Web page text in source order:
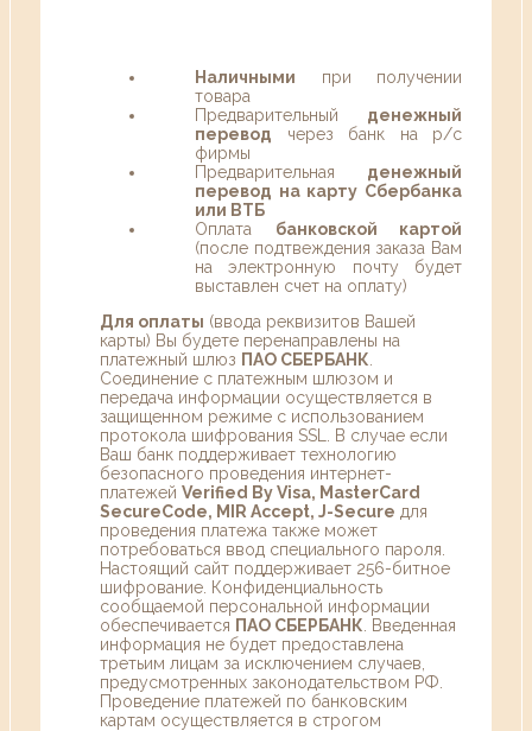
Наличными при получении
товара
Предварительный денежный
перевод через банк на р/с
фирмы
Предварительная денежный
перевод на карту Сбербанка
или ВТБ
Оплата банковской картой
(после подтвеждения заказа Вам
на электронную почту будет
выставлен счет на оплату)
Для оплаты (ввода реквизитов Вашей
карты) Вы будете перенаправлены на
платежный шлюз ПАО СБЕРБАНК
Соединение с платежным шлюзом и
передача информации осуществляется в
защищенном режиме с использованием
протокола шифрования SSL. В случае если
Ваш банк поддерживает технологию
безопасного проведения интернет-
платежей Verified By Visa, MasterCard
SecureCode, MIR Accept, J-Secure для
проведения платежа также может
потребоваться ввод специального пароля.
Настоящий сайт поддерживает 256-битное
шифрование. Конфиденциальность
сообщаемой персональной информации
обеспечивается ПАО СБЕРБАНК . Введенная
информация не будет предоставлена
третьим лицам за исключением случаев,
предусмотренных законодательством РФ.
Проведение платежей по банковским
картам осуществляется в строгом